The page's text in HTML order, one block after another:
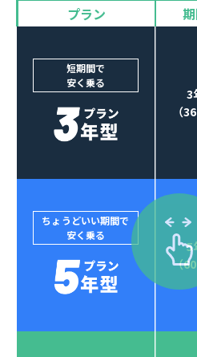
3
オプションも選
POINT
4
セブンマック
クレジットカ
ジョイカルジャパンでは、カ
プラン
短期間で
安く乗る
3
（
ちょうどいい期間で
安く乗る
5
（60